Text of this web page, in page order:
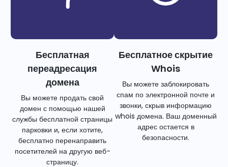
Бесплатная
переадресация
домена
Вы можете продать свой
домен с помощью нашей
службы бесплатной страницы
парковки и, если хотите,
бесплатно перенаправить
посетителей на другую веб-
страницу.
Бесплатное скрытие
Whois
Вы можете заблокировать
спам по электронной почте и
звонки, скрыв информацию
whois домена. Ваш доменный
адрес остается в
безопасности.